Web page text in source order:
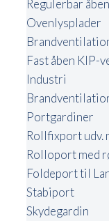
Regulerbar
Ovenlysplader
Fast åben KIP-
Industri
Portgardiner
Rollfixport udv.
Rolloport med
Foldeport til
Stabiport
Skydegardin